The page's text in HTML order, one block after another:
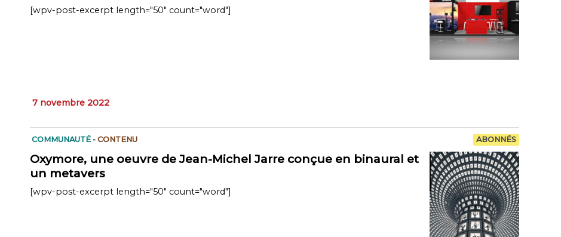
[wpv-post-excerpt length="50" count="word"]
7 novembre 2022
COMMUNAUTÉ - CONTENU ABONNÉS
Oxymore, une oeuvre de Jean-Michel Jarre conçue en binaural et
un metavers
[wpv-post-excerpt length="50" count="word"]